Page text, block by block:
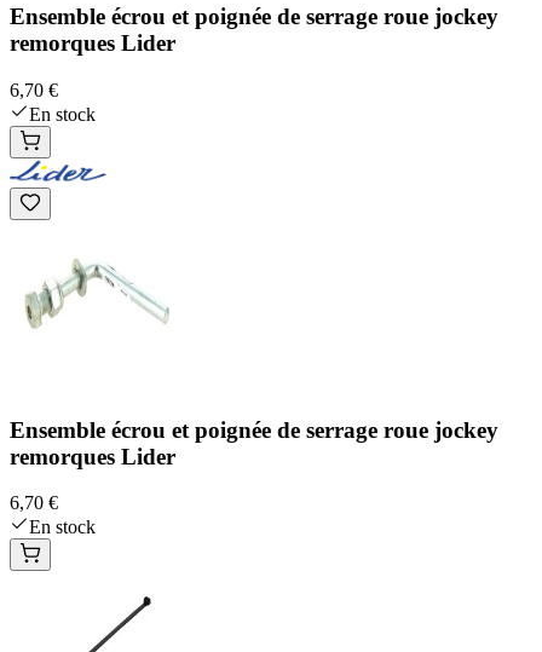
Ensemble écrou et poignée de serrage roue jockey
remorques Lider
6,70 €
En stock
Ensemble écrou et poignée de serrage roue jockey
remorques Lider
6,70 €
En stock